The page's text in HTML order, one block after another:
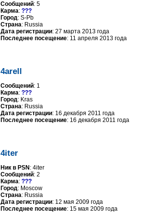
Сообщений: 5
Карма: ???
Город: S-Pb
Страна: Russia
Дата регистрации: 27 марта 2013 года
Последнее посещение: 11 апреля 2013 года
4arell
Сообщений: 1
Карма: ???
Город: Kras
Страна: Russia
Дата регистрации: 16 декабря 2011 года
Последнее посещение: 16 декабря 2011 года
4iter
Ник в PSN : 4iter
Сообщений: 2
Карма: ???
Город: Moscow
Страна: Russia
Дата регистрации: 12 мая 2009 года
Последнее посещение: 15 мая 2009 года